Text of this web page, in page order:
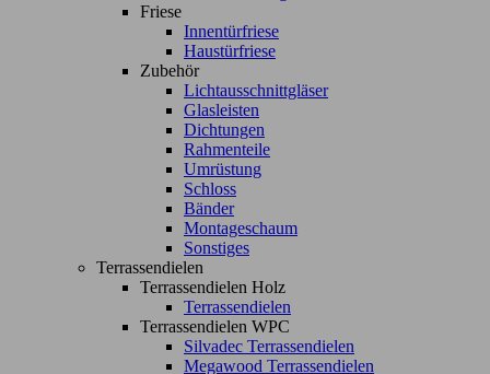
Friese
Innentürfriese
Haustürfriese
Zubehör
Lichtausschnittgläser
Glasleisten
Dichtungen
Rahmenteile
Umrüstung
Schloss
Bänder
Montageschaum
Sonstiges
Terrassendielen
Terrassendielen Holz
Terrassendielen
Terrassendielen WPC
Silvadec Terrassendielen
Megawood Terrassendielen